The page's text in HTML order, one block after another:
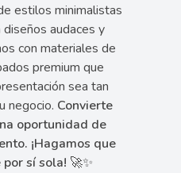
estilos minimalistas
audaces y
con materiales de
premium que
sea tan
negocio. Convierte
oportunidad de
¡Hagamos que
sí sola! 🚀✨